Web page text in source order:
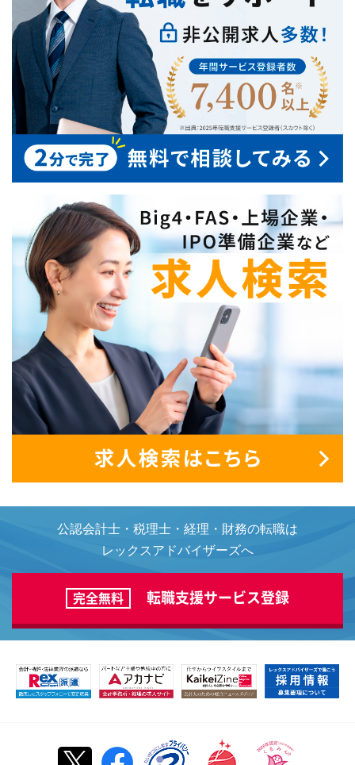
公認会計士・税理士・経理・財務の転職は
レックスアドバイザーズへ
完全無料 転職支援サービス登録